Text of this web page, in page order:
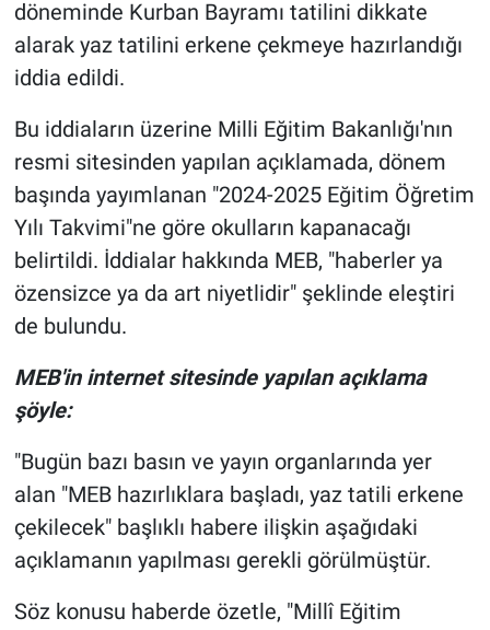
döneminde Kurban Bayramı tatilini dikkate
alarak yaz tatilini erkene çekmeye hazırlandığı
iddia edildi.
Bu iddiaların üzerine Milli Eğitim Bakanlığı'nın
resmi sitesinden yapılan açıklamada, dönem
başında yayımlanan "2024-2025 Eğitim Öğretim
Yılı Takvimi"ne göre okulların kapanacağı
belirtildi. İddialar hakkında MEB, "haberler ya
özensizce ya da art niyetlidir" şeklinde eleştiri
de bulundu.
MEB'in internet sitesinde yapılan açıklama
şöyle:
"Bugün bazı basın ve yayın organlarında yer
alan "MEB hazırlıklara başladı, yaz tatili erkene
çekilecek" başlıklı habere ilişkin aşağıdaki
açıklamanın yapılması gerekli görülmüştür.
Söz konusu haberde özetle, "Millî Eğitim
Gündem Özel
Haber
İlan
Kimdir
Koronavirüs
Kültür Sanat
Nedir
Popüler
Programlar